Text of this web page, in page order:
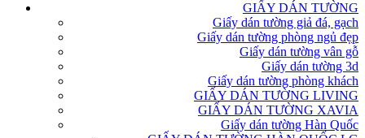
GIẤY DÁN TƯỜNG
Giấy dán tường giả đá, gạch
Giấy dán tường phòng ngủ đẹp
Giấy dán tường vân gỗ
Giấy dán tường 3d
Giấy dán tường phòng khách
GIẤY DÁN TƯỜNG LIVING
GIẤY DÁN TƯỜNG XAVIA
Giấy dán tường Hàn Quốc